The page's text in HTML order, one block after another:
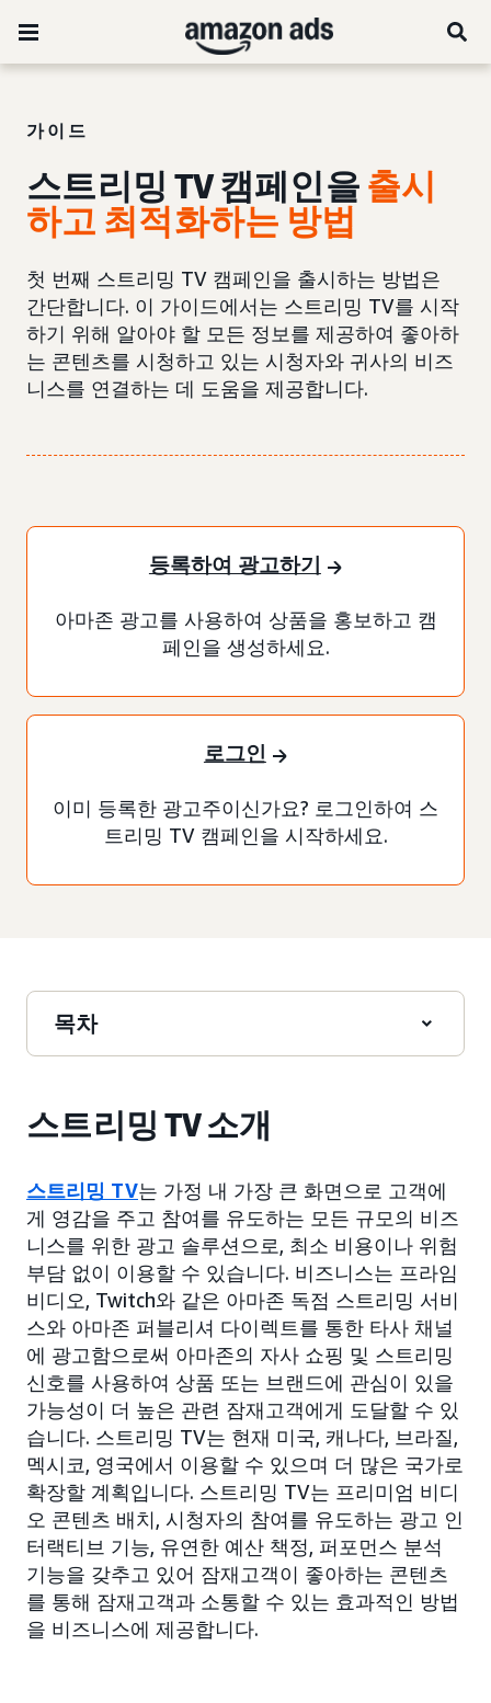
가이드
스트리밍 TV 캠페인을 출시
하고 최적화하는 방법
첫 번째 스트리밍 TV 캠페인을 출시하는 방법은
간단합니다. 이 가이드에서는 스트리밍 TV를 시작
하기 위해 알아야 할 모든 정보를 제공하여 좋아하
는 콘텐츠를 시청하고 있는 시청자와 귀사의 비즈
니스를 연결하는 데 도움을 제공합니다.
등록하여 광고하기
아마존 광고를 사용하여 상품을 홍보하고 캠
페인을 생성하세요.
로그인
이미 등록한 광고주이신가요? 로그인하여 스
트리밍 TV 캠페인을 시작하세요.
목차
스트리밍 TV 소개
스트리밍 TV는 가정 내 가장 큰 화면으로 고객에
게 영감을 주고 참여를 유도하는 모든 규모의 비즈
니스를 위한 광고 솔루션으로, 최소 비용이나 위험
부담 없이 이용할 수 있습니다. 비즈니스는 프라임
비디오, Twitch와 같은 아마존 독점 스트리밍 서비
스와 아마존 퍼블리셔 다이렉트를 통한 타사 채널
에 광고함으로써 아마존의 자사 쇼핑 및 스트리밍
신호를 사용하여 상품 또는 브랜드에 관심이 있을
가능성이 더 높은 관련 잠재고객에게 도달할 수 있
습니다. 스트리밍 TV는 현재 미국, 캐나다, 브라질,
멕시코, 영국에서 이용할 수 있으며 더 많은 국가로
확장할 계획입니다. 스트리밍 TV는 프리미엄 비디
오 콘텐츠 배치, 시청자의 참여를 유도하는 광고 인
터랙티브 기능, 유연한 예산 책정, 퍼포먼스 분석
기능을 갖추고 있어 잠재고객이 좋아하는 콘텐츠
를 통해 잠재고객과 소통할 수 있는 효과적인 방법
을 비즈니스에 제공합니다.